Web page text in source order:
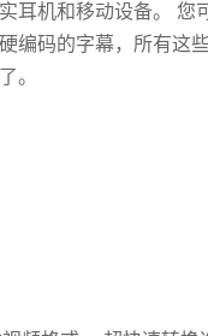
耳机和移动设备。 您
编码的字幕，所有这
。